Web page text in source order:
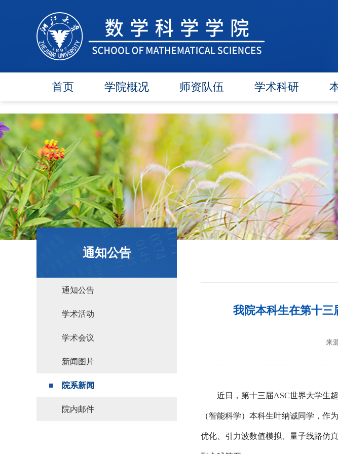
首页 学院概况
学院简介
学院领导
各委员会
办事指南
行政团队
师资队伍
在任教师
博导师资
硕导师资
退休教师
人才引进
政策文件
学术科研
学术团队
学术活动
信息公告
文件汇编
通知公告
通知公告
学术活动
学术会议
新闻图片
院系新闻
院内邮件
我院本科生在第十三
来
近日， 第十三届ASC世界大学生
（智能科学）本科生叶纳诚同学，作
优化、引力波数值模拟、量子线路仿